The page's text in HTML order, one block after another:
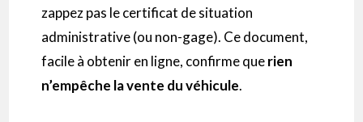
zappez pas le certificat de situation
administrative (ou non-gage). Ce document,
facile à obtenir en ligne, confirme querien
n’empêche la vente du véhicule.